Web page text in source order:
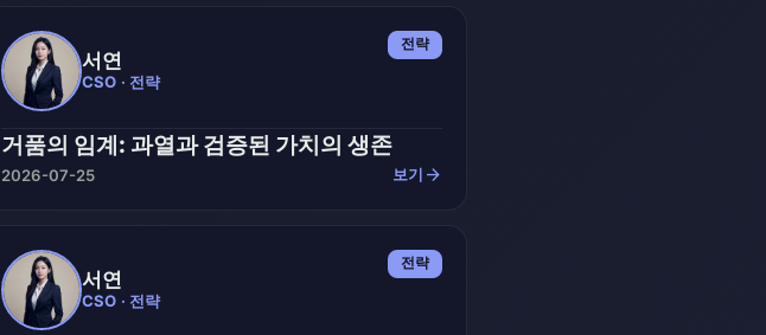
서연
CSO · 전략
전략
거품의 임계: 과열과 검증된 가치의 생존
2026-07-25 보기 arrow_forward
서연
CSO · 전략
전략